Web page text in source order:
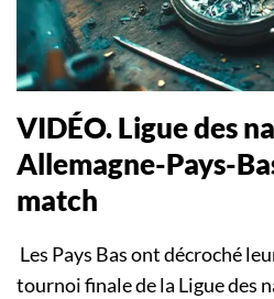
VIDÉO. Ligue des
Allemagne-Pays-
match
Les Pays Bas ont décroché
tournoi finale de la Ligue des